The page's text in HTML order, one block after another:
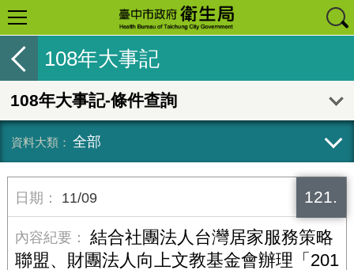
108年大事記
108年大事記-條件查詢
全部
121.
11/09
結合社團法人台灣居家服務策略
聯盟、財團法人向上文教基金會辦理「201